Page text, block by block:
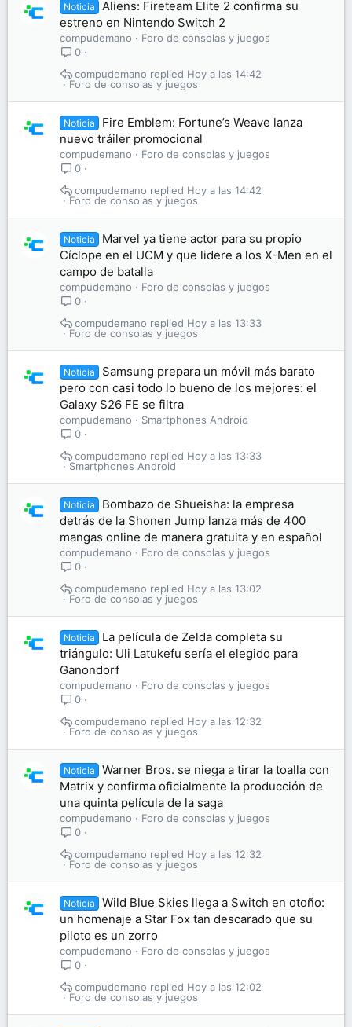
Noticia
Aliens: Fireteam Elite 2 confirma su
estreno en Nintendo Switch 2
compudemano
Foro de consolas y juegos
0
Foro de consolas y juegos
Hoy a las 14:42
compudemano
Noticia
Fire Emblem: Fortune’s Weave lanza
nuevo tráiler promocional
compudemano
Foro de consolas y juegos
0
Foro de consolas y juegos
Hoy a las 14:42
compudemano
Noticia
Marvel ya tiene actor para su propio
Cíclope en el UCM y que lidere a los X-Men en el
campo de batalla
compudemano
Foro de consolas y juegos
0
Foro de consolas y juegos
Hoy a las 13:33
compudemano
Noticia
Samsung prepara un móvil más barato
pero con casi todo lo bueno de los mejores: el
Galaxy S26 FE se filtra
compudemano
Smartphones Android
0
Smartphones Android
Hoy a las 13:33
compudemano
Noticia
Bombazo de Shueisha: la empresa
detrás de la Shonen Jump lanza más de 400
mangas online de manera gratuita y en español
compudemano
Foro de consolas y juegos
0
Foro de consolas y juegos
Hoy a las 13:02
compudemano
Noticia
La película de Zelda completa su
triángulo: Uli Latukefu sería el elegido para
Ganondorf
compudemano
Foro de consolas y juegos
0
Foro de consolas y juegos
Hoy a las 12:32
compudemano
Noticia
Warner Bros. se niega a tirar la toalla con
Matrix y confirma oficialmente la producción de
una quinta película de la saga
compudemano
Foro de consolas y juegos
0
Foro de consolas y juegos
Hoy a las 12:32
compudemano
Noticia
Wild Blue Skies llega a Switch en otoño:
un homenaje a Star Fox tan descarado que su
piloto es un zorro
compudemano
Foro de consolas y juegos
0
Foro de consolas y juegos
Hoy a las 12:02
compudemano